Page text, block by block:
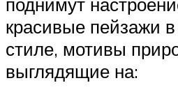
красивые пейзажи
стиле, мотивы
выглядящие на: